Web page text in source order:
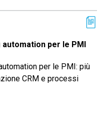
per le PMI
per le PMI: più
CRM e processi